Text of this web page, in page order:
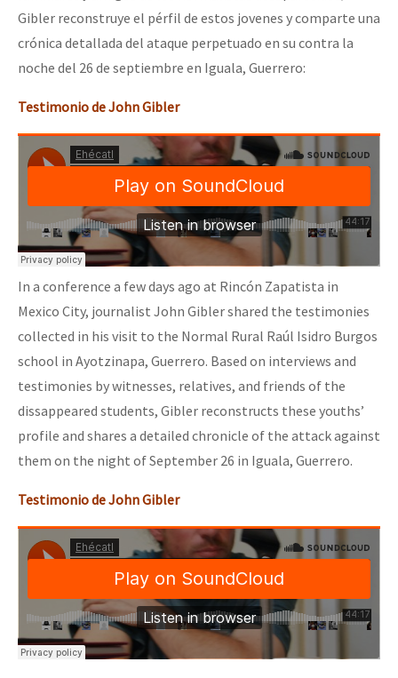
Gibler reconstruye el pérfil de estos jovenes y comparte una
crónica detallada del ataque perpetuado en su contra la
noche del 26 de septiembre en Iguala, Guerrero:
Testimonio de John Gibler
In a conference a few days ago at Rincón Zapatista in
Mexico City, journalist John Gibler shared the testimonies
collected in his visit to the Normal Rural Raúl Isidro Burgos
school in Ayotzinapa, Guerrero. Based on interviews and
testimonies by witnesses, relatives, and friends of the
dissappeared students, Gibler reconstructs these youths’
profile and shares a detailed chronicle of the attack against
them on the night of September 26 in Iguala, Guerrero.
Testimonio de John Gibler